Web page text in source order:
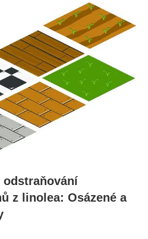
odstraňování​
z linolea: Osázené a